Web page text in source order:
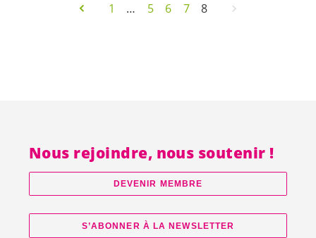
1 … 5 6 7 8
Nous rejoindre, nous soutenir !
DEVENIR MEMBRE
S’ABONNER À LA NEWSLETTER